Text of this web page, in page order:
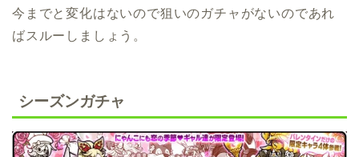
今までと変化はないので狙いのガチャがないのであれ
ばスルーしましょう。
シーズンガチャ